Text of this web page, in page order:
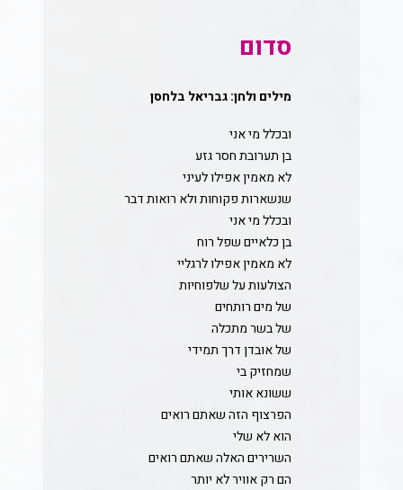
סדום
מילים ולחן: גבריאל בלחסן
ובכלל מי אני
בן תערובת חסר גזע
לא מאמין אפילו לעיני
שנשארות פקוחות ולא רואות דבר
ובכלל מי אני
בן כלאיים שפל רוח
לא מאמין אפילו לרגליי
הצולעות על שלפוחיות
של מים רותחים
של בשר מתכלה
של אובדן דרך תמידי
שמחזיק בי
ששונא אותי
הפרצוף הזה שאתם רואים
הוא לא שלי
השרירים האלה שאתם רואים
הם רק אוויר לא יותר